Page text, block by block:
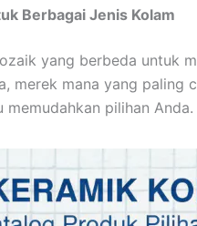
Berbagai Jenis Kolam
yang berbeda untuk
merek mana yang paling
pilihan Anda.